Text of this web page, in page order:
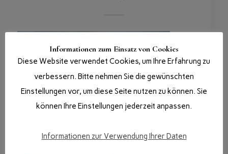
Informationen zum Einsatz von Cookies
Diese Website verwendet Cookies, um Ihre Erfahrung zu
verbessern. Bitte nehmen Sie die gewünschten
Einstellungen vor, um diese Seite nutzen zu können. Sie
können Ihre Einstellungen jederzeit anpassen.
Informationen zur Verwendung Ihrer Daten